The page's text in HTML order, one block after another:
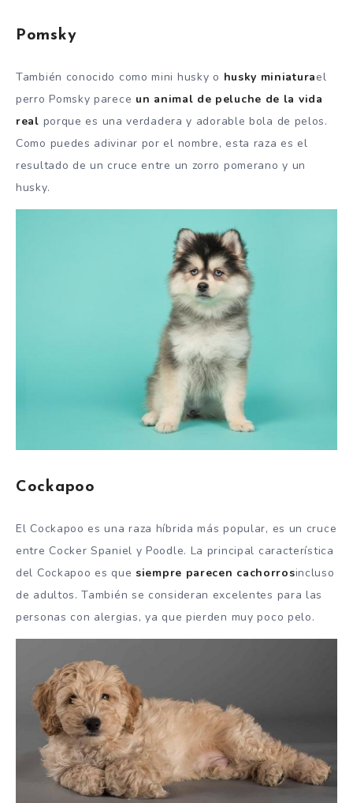
Pomsky
También conocido como mini husky o husky miniaturael
perro Pomsky parece un animal de peluche de la vida
real porque es una verdadera y adorable bola de pelos.
Como puedes adivinar por el nombre, esta raza es el
resultado de un cruce entre un zorro pomerano y un
husky.
Cockapoo
El Cockapoo es una raza híbrida más popular, es un cruce
entre Cocker Spaniel y Poodle. La principal característica
del Cockapoo es que siempre parecen cachorrosincluso
de adultos. También se consideran excelentes para las
personas con alergias, ya que pierden muy poco pelo.